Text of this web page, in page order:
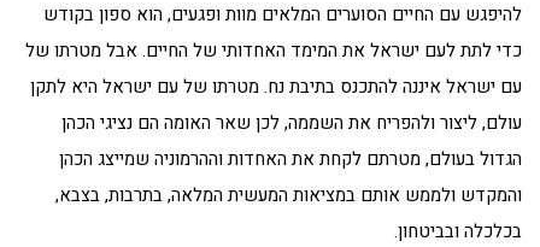
להיפגש עם החיים הסוערים המלאים מוות ופגעים, הוא ספון בקודש
כדי לתת לעם ישראל את המימד האחדותי של החיים. אבל מטרתו של
עם ישראל איננה להתכנס בתיבת נח. מטרתו של עם ישראל היא לתקן
עולם, ליצור ולהפריח את השממה, לכן שאר האומה הם נציגי הכהן
הגדול בעולם, מטרתם לקחת את האחדות וההרמוניה שמייצג הכהן
והמקדש ולממש אותם במציאות המעשית המלאה, בתרבות, בצבא,
בכלכלה ובביטחון.